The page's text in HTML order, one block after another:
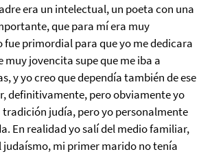
era un intelectual, un poeta con una
que para mí era muy
fue primordial para que yo me dedicara
muy jovencita supe que me iba a
y yo creo que dependía también de ese
definitivamente, pero obviamente yo
tradición judía, pero yo personalmente
En realidad yo salí del medio familiar,
judaísmo, mi primer marido no tenía